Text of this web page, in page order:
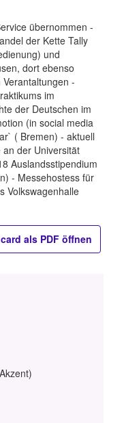
übernommen -
der Kette Tally
und
dort ebenso
-
im
der Deutschen im
(in social media
( Bremen) - aktuell
der Universität
Auslandsstipendium
- Messehostess für
Volkswagenhalle
als PDF öffnen